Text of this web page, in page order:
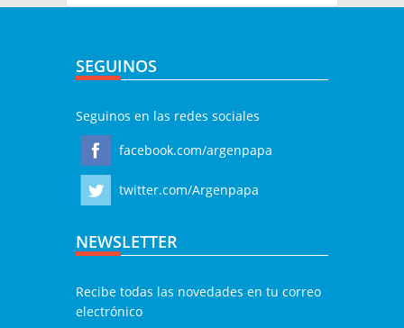
SEGUINOS
Seguinos en las redes sociales
facebook.com/argenpapa
twitter.com/Argenpapa
NEWSLETTER
Recibe todas las novedades en tu correo
electrónico